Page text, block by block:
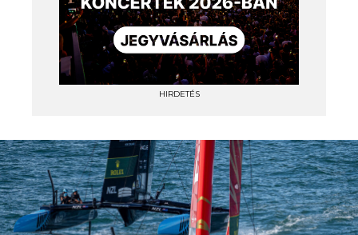
HIRDETÉS